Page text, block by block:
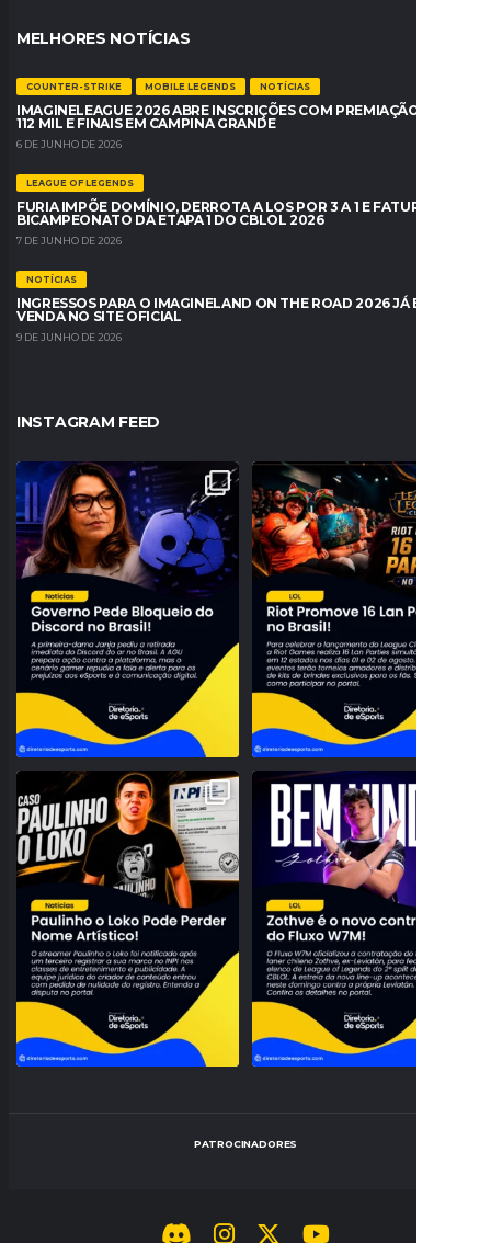
MELHORES NOTÍCIAS
COUNTER-STRIKE MOBILE LEGENDS NOTÍCIAS
IMAGINELEAGUE 2026 ABRE INSCRIÇÕES COM PREMIAÇÃO DE R$
112 MIL E FINAIS EM CAMPINA GRANDE
6 DE JUNHO DE 2026
LEAGUE OF LEGENDS
FURIA IMPÕE DOMÍNIO, DERROTA A LOS POR 3 A 1 E FATURA O
BICAMPEONATO DA ETAPA 1 DO CBLOL 2026
7 DE JUNHO DE 2026
NOTÍCIAS
INGRESSOS PARA O IMAGINELAND ON THE ROAD 2026 JÁ ESTÃO À
VENDA NO SITE OFICIAL
9 DE JUNHO DE 2026
INSTAGRAM FEED
JANJA PEDE BLOQUEIO DO DISCORD
NO BRASIL E...
182 25
A NOSTALGIA VAI DOMINAR O BRASIL!
RIOT ANUNCIA 16...
28 0
PROBLEMAS NO REGISTRO! PAULINHO
O LOKO PODE PERDER...
159
NOVO TOPO NO RIFT! FLUXO W7M
ANUNCIA A CHEGADA DE
95 3
PATROCINADORES